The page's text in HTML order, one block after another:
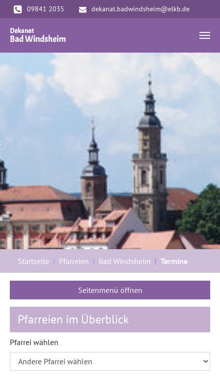
Zum Hauptinhalt springen
09841 2035 dekanat.badwindsheim@elkb.de
Startseite Pfarreien Bad Windsheim Termine
Seitenmenü öffnen
Pfarreien im Überblick
Pfarrei wählen